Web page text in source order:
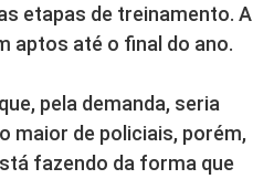
etapas de treinamento. A
aptos até o final do ano.
pela demanda, seria
maior de policiais, porém,
fazendo da forma que